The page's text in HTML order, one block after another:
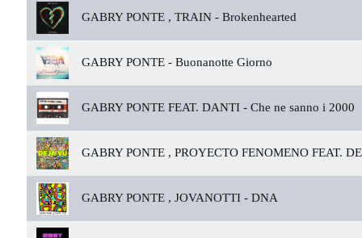
GABRY PONTE , TRAIN - Brokenhearted
GABRY PONTE - Buonanotte Giorno
GABRY PONTE FEAT. DANTI - Che ne sanno i 2000
GABRY PONTE , PROYECTO FENOMENO FEAT.
GABRY PONTE , JOVANOTTI - DNA